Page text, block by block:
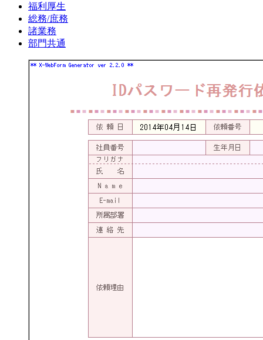
福利厚生
総務/庶務
諸業務
部門共通